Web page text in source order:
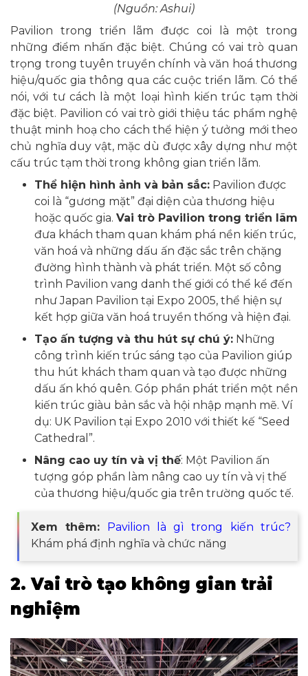
(Nguồn: Ashui)
Pavilion trong triển lãm được coi là một trong
những điểm nhấn đặc biệt. Chúng có vai trò quan
trọng trong tuyên truyền chính và văn hoá thương
hiệu/quốc gia thông qua các cuộc triển lãm. Có thể
nói, với tư cách là một loại hình kiến trúc tạm thời
đặc biệt. Pavilion có vai trò giới thiệu tác phẩm nghệ
thuật minh hoạ cho cách thể hiện ý tưởng mới theo
chủ nghĩa duy vật, mặc dù được xây dựng như một
cấu trúc tạm thời trong không gian triển lãm.
Thể hiện hình ảnh và bản sắc: Pavilion được
coi là “gương mặt” đại diện của thương hiệu
hoặc quốc gia. Vai trò Pavilion trong triển lãm
đưa khách tham quan khám phá nền kiến trúc,
văn hoá và những dấu ấn đặc sắc trên chặng
đường hình thành và phát triển. Một số công
trình Pavilion vang danh thế giới có thể kể đến
như Japan Pavilion tại Expo 2005, thể hiện sự
kết hợp giữa văn hoá truyền thống và hiện đại.
Tạo ấn tượng và thu hút sự chú ý: Những
công trình kiến trúc sáng tạo của Pavilion giúp
thu hút khách tham quan và tạo được những
dấu ấn khó quên. Góp phần phát triển một nền
kiến trúc giàu bản sắc và hội nhập mạnh mẽ. Ví
dụ: UK Pavilion tại Expo 2010 với thiết kế “Seed
Cathedral”.
Nâng cao uy tín và vị thế: Một Pavilion ấn
tượng góp phần làm nâng cao uy tín và vị thế
của thương hiệu/quốc gia trên trường quốc tế.
Xem thêm:
Pavilion là gì trong kiến trúc?
Khám phá định nghĩa và chức năng
2. Vai trò tạo không gian trải
nghiệm